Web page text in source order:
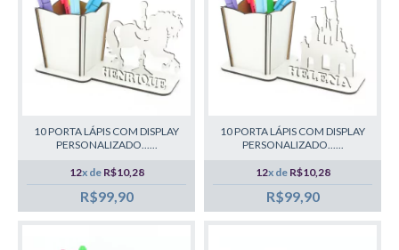
10 PORTA LÁPIS COM DISPLAY
PERSONALIZADO......
12x de R$10,28
R$99,90
10 PORTA LÁPIS COM DISPLAY
PERSONALIZADO......
12x de R$10,28
R$99,90